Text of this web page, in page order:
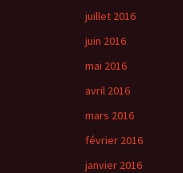
juillet 2016
juin 2016
mai 2016
avril 2016
mars 2016
février 2016
janvier 2016